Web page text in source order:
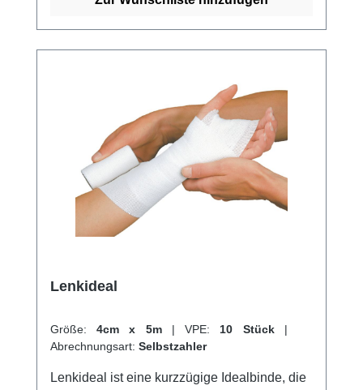
Lenkideal
Größe: 4cm x 5m | VPE: 10 Stück |
Abrechnungsart: Selbstzahler
Lenkideal ist eine kurzzügige Idealbinde, die